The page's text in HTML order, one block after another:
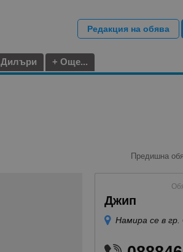
Редакция на обява
Дилъри + Още...
Предишна
Джип
Намира се в